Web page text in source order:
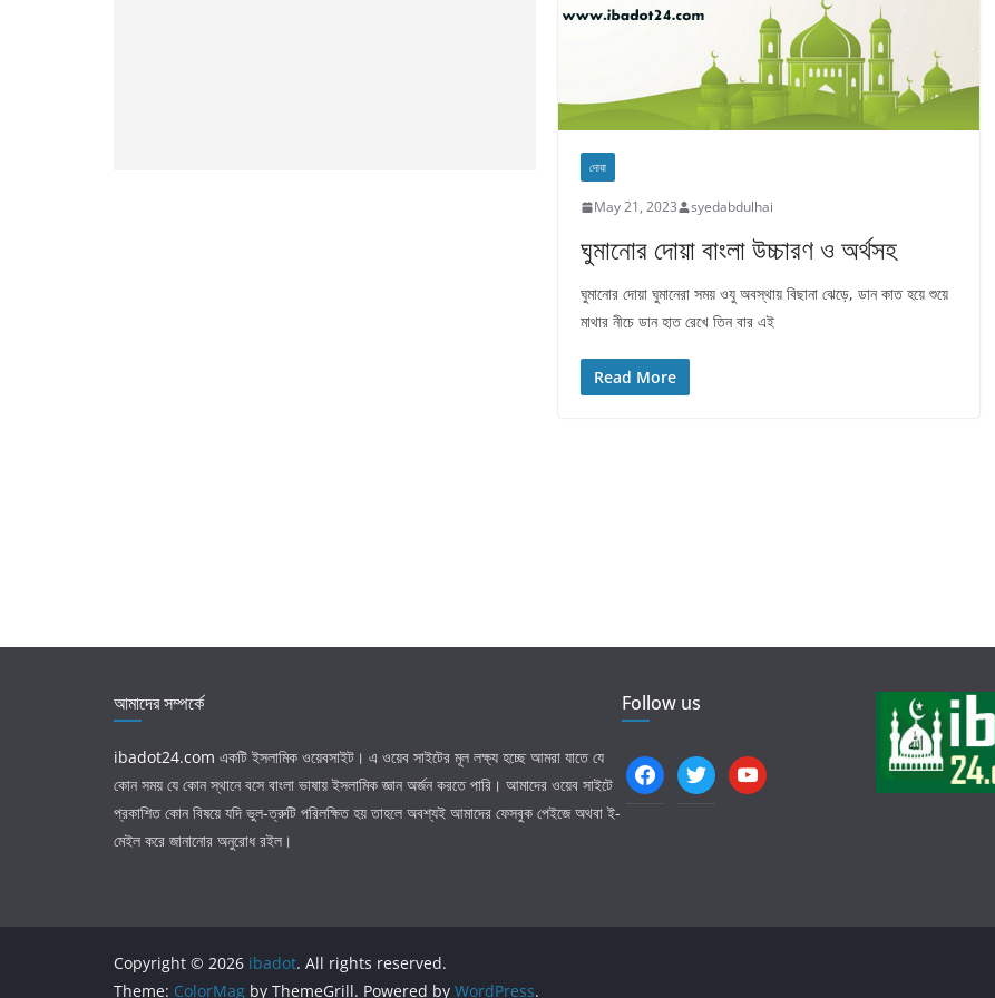
দোয়া
May 21, 2023 syedabdulhai
ঘুমানোর দোয়া বাংলা উচ্চারণ ও অর্থসহ
ঘুমানোর দোয়া ঘুমানেরা সময় ওযু অবস্থায় বিছানা ঝেড়ে, ডান কাত হয়ে শুয়ে
মাথার নীচে ডান হাত রেখে তিন বার এই
Read More
আমাদের সম্পর্কে
ibadot24.com একটি ইসলামিক ওয়েবসাইট। এ ওয়েব সাইটের মূল লক্ষ্য হচ্ছে আমরা যাতে যে
কোন সময় যে কোন স্থানে বসে বাংলা ভাষায় ইসলামিক জ্ঞান অর্জন করতে পারি। আমাদের ওয়েব সাইটে
প্রকাশিত কোন বিষয়ে যদি ভুল-ত্রুটি পরিলক্ষিত হয় তাহলে অবশ্যই আমাদের ফেসবুক পেইজে অথবা ই-
মেইল করে জানানোর অনুরোধ রইল।
Follow us
facebooktwitter youtube
Copyright © 2026 ibadot. All rights reserved.
Theme: ColorMag by ThemeGrill. Powered by WordPress.